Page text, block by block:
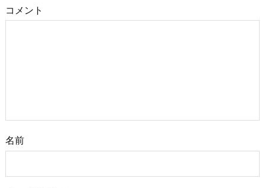
コメント
名前